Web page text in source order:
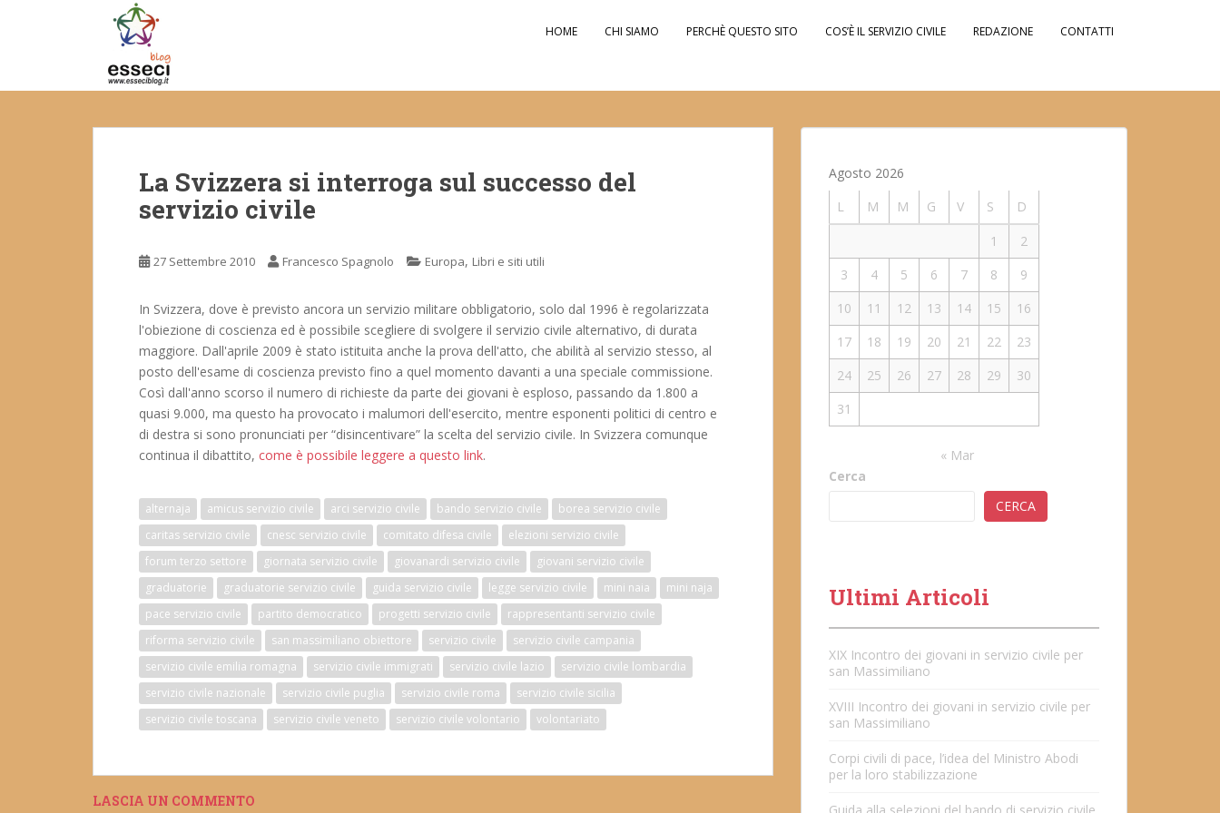
t
HOME CHI SIAMO PERCHÈ QUESTO SITO COS’È IL SERVIZIO CIVILE REDAZIONE CONTATTI
La Svizzera si interroga sul successo del
servizio civile
27 Settembre 2010 Francesco Spagnolo Europa, Libri e siti utili
In Svizzera, dove è previsto ancora un servizio militare obbligatorio, solo dal 1996 è regolarizzata
l'obiezione di coscienza ed è possibile scegliere di svolgere il servizio civile alternativo, di durata
maggiore. Dall'aprile 2009 è stato istituita anche la prova dell'atto, che abilità al servizio stesso, al
posto dell'esame di coscienza previsto fino a quel momento davanti a una speciale commissione.
Così dall'anno scorso il numero di richieste da parte dei giovani è esploso, passando da 1.800 a
quasi 9.000, ma questo ha provocato i malumori dell'esercito, mentre esponenti politici di centro e
di destra si sono pronunciati per “disincentivare” la scelta del servizio civile. In Svizzera comunque
continua il dibattito, come è possibile leggere a questo link.
alternaja amicus servizio civile arci servizio civile bando servizio civile
borea servizio civile
caritas servizio civile
cnesc servizio civile comitato difesa civile
elezioni servizio civile
forum terzo settore
giornata servizio civile giovanardi servizio civile
giovani servizio civile
graduatorie
graduatorie servizio civile guida servizio civile legge servizio civile mini naia
mini naja
pace servizio civile
partito democratico progetti servizio civile
rappresentanti servizio civile
riforma servizio civile
san massimiliano obiettore servizio civile
servizio civile campania
servizio civile emilia romagna
servizio civile immigrati servizio civile lazio
servizio civile lombardia
servizio civile nazionale
servizio civile puglia servizio civile roma
servizio civile sicilia
servizio civile toscana
servizio civile veneto servizio civile volontario volontariato
LASCIA UN COMMENTO
Agosto 2026
L
M M G V S
D
1
2
3
4 5 6 7 8
9
10
11 12 13 14 15
16
17
18 19 20 21 22
23
24
25 26 27 28 29
30
31
« Mar
Cerca
CERCA
Ultimi Articoli
XIX Incontro dei giovani in servizio civile per
san Massimiliano
XVIII Incontro dei giovani in servizio civile per
san Massimiliano
Corpi civili di pace, l’idea del Ministro Abodi
per la loro stabilizzazione